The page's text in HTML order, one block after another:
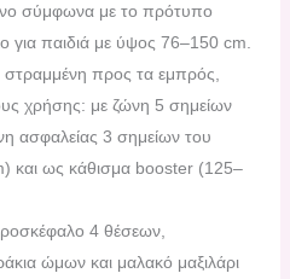
σύμφωνα με το πρότυπο
για παιδιά με ύψος 76–150 cm.
προς τα εμπρός,
χρήσης: με ζώνη 5 σημείων
ασφαλείας 3 σημείων του
και ως κάθισμα booster (125–
4 θέσεων,
ώμων και μαλακό μαξιλάρι